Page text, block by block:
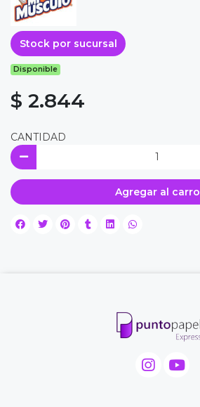
Stock por sucursal
Disponible
$ 2.844
CANTIDAD
Agregar al carro